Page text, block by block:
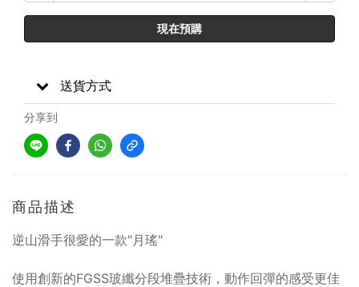
現在預購
送貨方式
分享到
商品描述
逆山滑手很愛的一款"月瑤"
使用創新的FGSS玻纖分段堆疊技術，動作回彈的感受更佳